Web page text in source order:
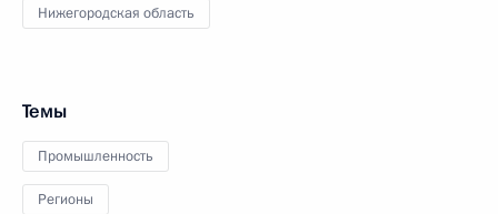
Нижегородская область
Темы
Промышленность
Регионы